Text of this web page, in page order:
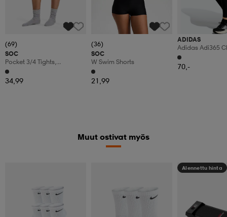
(69)
SOC
Pocket 3/4 Tights,
Treenitrikoot, Naisten
34,99
(36)
SOC
W Swim Shorts
21,99
ADIDAS
Adidas Adi365
Running 7/8
Size)
70,-
Muut ostivat myös
Alennettu hinta